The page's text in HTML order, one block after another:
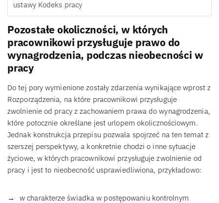
ustawy Kodeks pracy
Pozostałe okoliczności, w których
pracownikowi przysługuje prawo do
wynagrodzenia, podczas nieobecności w
pracy
Do tej pory wymienione zostały zdarzenia wynikające wprost z
Rozporządzenia, na które pracownikowi przysługuje
zwolnienie od pracy z zachowaniem prawa do wynagrodzenia,
które potocznie określane jest urlopem okolicznościowym.
Jednak konstrukcja przepisu pozwala spojrzeć na ten temat z
szerszej perspektywy, a konkretnie chodzi o inne sytuacje
życiowe, w których pracownikowi przysługuje zwolnienie od
pracy i jest to nieobecność usprawiedliwiona, przykładowo:
w charakterze świadka w postępowaniu kontrolnym